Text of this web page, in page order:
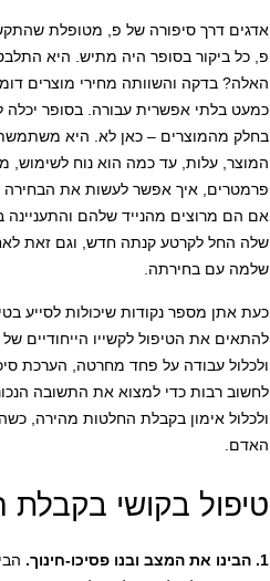
אדגים דרך סיפורה של פ, מטופלת
פ, כל ביקור בסופר היה מתיש. היא
האלה? בדקה והשוותה מחירי מוצרים
כמעט בלתי אפשרית עבורה. בסופר
בחלק מהמוצרים – כאן לא. היא משתמשת
המוצר, עלות, עד כמה הוא נוח לשימוש,
פרמטרים, איך אפשר לעשות את הבחירה
אם הם מרוצים מהנייד שלהם והתעניינה
שלה החל לקרטע קנתה חדש, וגם זאת
שלמה עם בחירתה.
כעת אתן מספר נקודות שיכולות לסייע
להתאים את הטיפול לקשייו הייחודיים
ולכלול עבודה על פחד מחרטה, הערכת
לחשוב רבות כדי למצוא את התשובה
ולכלול אימון בקבלת החלטות מהירה,
האדם.
טיפול בקושי בקבלת
1. הבינו את המצב ובנו פסיכו-חינוך.